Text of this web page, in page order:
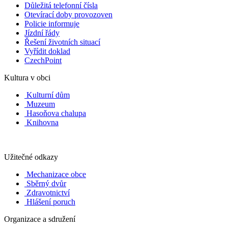
Důležitá telefonní čísla
Otevírací doby provozoven
Policie informuje
Jízdní řády
Řešení životních situací
Vyřídit doklad
CzechPoint
Kultura v obci
Kulturní dům
Muzeum
Hasoňova chalupa
Knihovna
Užitečné odkazy
Mechanizace obce
Sběrný dvůr
Zdravotnictví
Hlášení poruch
Organizace a sdružení